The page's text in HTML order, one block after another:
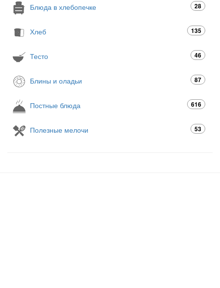
Блюда в хлебопечке 28
Хлеб 135
Тесто 46
Блины и оладьи 87
Постные блюда 616
Полезные мелочи 53